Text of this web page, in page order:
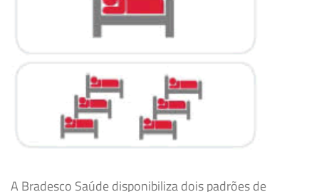
A Bradesco Saúde disponibiliza dois padrões de